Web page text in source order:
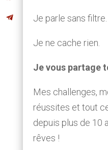
Je parle sans filtre.
Je ne cache rien.
Je vous partage
Mes challenges,
réussites et tout
depuis plus de 10
rêves !